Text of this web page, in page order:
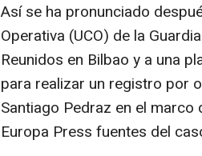
Así se ha pronunciado
Operativa (UCO) de la
Reunidos en Bilbao y a una
para realizar un registro por
Santiago Pedraz en el
Europa Press fuentes del